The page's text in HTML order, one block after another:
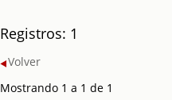
Registros: 1
Volver
Mostrando 1 a 1 de 1